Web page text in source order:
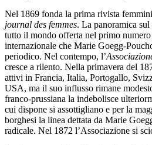
Nel 1869 fonda la prima rivista
journal des femmes. La panoramica
tutto il mondo offerta nel primo
internazionale che Marie Goegg-
periodico. Nel contempo, l’
cresce a rilento. Nella primavera del
attivi in Francia, Italia, Portogallo,
USA, ma il suo influsso rimane
franco-prussiana la indebolisce
cui dispone si assottigliano e per la
borghesi la linea dettata da Marie
radicale. Nel 1872 l’Associazione si